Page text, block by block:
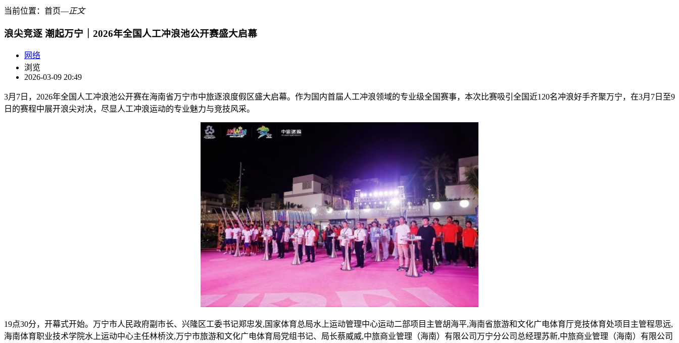
当前位置： 首页―正文
浪尖竞逐 潮起万宁｜2026年全国人工冲浪池公开赛盛大启幕
网络
浏览
2026-03-09 20:49
3月7日，2026年全国人工冲浪池公开赛在海南省万宁市中旅逐浪度假区盛大启幕。作为国内首届人工冲浪领域的专业级全国赛事，本次比赛吸引全国近120名冲浪好手齐聚万宁，在3月7日至9
日的赛程中展开浪尖对决，尽显人工冲浪运动的专业魅力与竞技风采。
19点30分，开幕式开始。万宁市人民政府副市长、兴隆区工委书记郑忠发,国家体育总局水上运动管理中心运动二部项目主管胡海平,海南省旅游和文化广电体育厅竞技体育处项目主管程思远,
海南体育职业技术学院水上运动中心主任林桥汶,万宁市旅游和文化广电体育局党组书记、局长蔡威威,中旅商业管理（海南）有限公司万宁分公司总经理苏新,中旅商业管理（海南）有限公司